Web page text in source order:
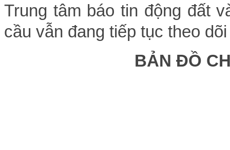
Trung tâm báo tin động đất
cầu vẫn đang tiếp tục theo
BẢN ĐỒ